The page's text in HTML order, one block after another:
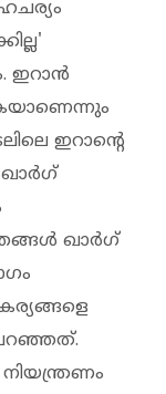
ഇറാൻ
ഇറാന്റെ
ഖാർഗ്
ഞങ്ങൾ ഖാർഗ്